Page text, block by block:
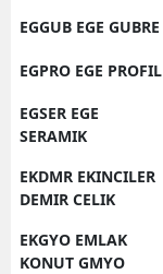
EGGUB EGE GUBRE
EGPRO EGE PROFIL
EGSER EGE
SERAMIK
EKDMR EKINCILER
DEMIR CELIK
EKGYO EMLAK
KONUT GMYO